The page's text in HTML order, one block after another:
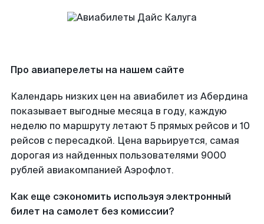
Про авиаперелеты на нашем сайте
Календарь низких цен на авиабилет из Абердина
показывает выгодные месяца в году, каждую
неделю по маршруту летают 5 прямых рейсов и 10
рейсов с пересадкой. Цена варьируется, самая
дорогая из найденных пользователями 9000
рублей авиакомпанией Аэрофлот.
Как еще сэкономить используя электронный
билет на самолет без комиссии?